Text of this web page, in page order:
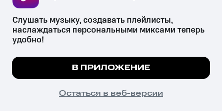
психотропных веществ, их аналогов причиняет вред здоровью,
их незаконный оборот запрещён и влечёт установленную
законодательством ответственность.
© 2026 ООО «КИОН».
Все права защищены
Мы используем куки, чтобы на сайте все
Подробнее
ПОНЯТНО
Слушать музыку, создавать плейлисты,
наслаждаться персональными миксами теперь
удобно!
В ПРИЛОЖЕНИЕ
Остаться в веб-версии